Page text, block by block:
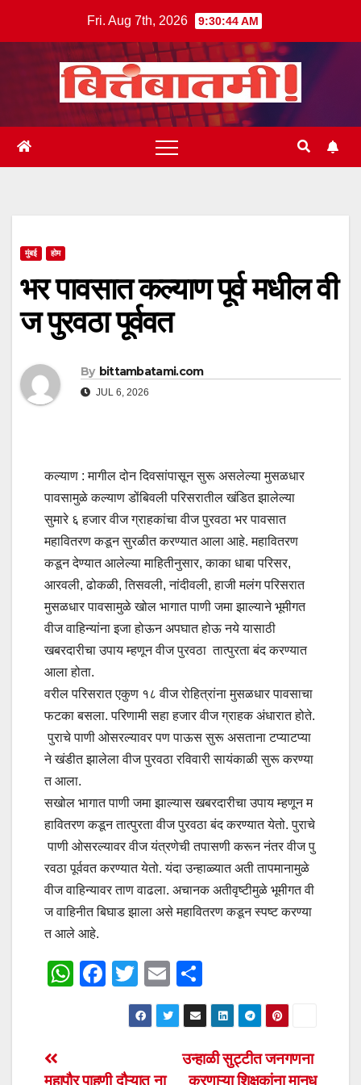
Fri. Aug 7th, 2026 9:30:44 AM
मुंबई होम
भर पावसात कल्याण पूर्व मधील वी
ज पुरवठा पूर्ववत
By bittambatami.com
JUL 6, 2026
कल्याण : मागील दोन दिवसांपासून सुरू असलेल्या मुसळधार
पावसामुळे कल्याण डोंबिवली परिसरातील खंडित झालेल्या
सुमारे ६ हजार वीज ग्राहकांचा वीज पुरवठा भर पावसात
महावितरण कडून सुरळीत करण्यात आला आहे. महावितरण
कडून देण्यात आलेल्या माहितीनुसार, काका धाबा परिसर,
आरवली, ढोकळी, तिसवली, नांदीवली, हाजी मलंग परिसरात
मुसळधार पावसामुळे खोल भागात पाणी जमा झाल्याने भूमीगत
वीज वाहिन्यांना इजा होऊन अपघात होऊ नये यासाठी
खबरदारीचा उपाय म्हणून वीज पुरवठा तात्पुरता बंद करण्यात
आला होता.
वरील परिसरात एकुण १८ वीज रोहित्रांना मुसळधार पावसाचा
फटका बसला. परिणामी सहा हजार वीज ग्राहक अंधारात होते.
पुराचे पाणी ओसरल्यावर पण पाऊस सुरू असताना टप्याटप्या
ने खंडीत झालेला वीज पुरवठा रविवारी सायंकाळी सुरू करण्या
त आला.
सखोल भागात पाणी जमा झाल्यास खबरदारीचा उपाय म्हणून म
हावितरण कडून तात्पुरता वीज पुरवठा बंद करण्यात येतो. पुराचे
पाणी ओसरल्यावर वीज यंत्रणेची तपासणी करून नंतर वीज पु
रवठा पूर्ववत करण्यात येतो. यंदा उन्हाळ्यात अती तापमानामुळे
वीज वाहिन्यावर ताण वाढला. अचानक अतीवृष्टीमुळे भूमीगत वी
ज वाहिनीत बिघाड झाला असे महावितरण कडून स्पष्ट करण्या
त आले आहे.
W
A
F
b
T
wi
tt
E
m
ail
h
ar
e
Post
उन्हाळी सुट्टीत जनगणना
करणाऱ्या शिक्षकांना मानध
महापौर पाहणी दौऱ्यात ना